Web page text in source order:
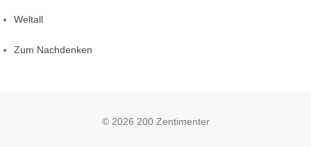
Weltall
Zum Nachdenken
© 2026 200 Zentimenter